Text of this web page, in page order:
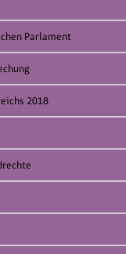
Parlament
2018